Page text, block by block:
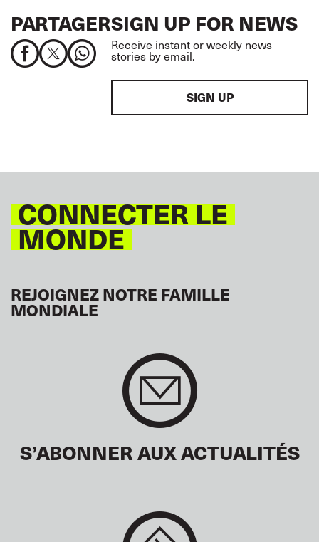
PARTAGERSIGN UP FOR NEWS
Receive instant or weekly news
stories by email.
SIGN UP
CONNECTER LE
MONDE
REJOIGNEZ NOTRE FAMILLE
MONDIALE
S’ABONNER AUX ACTUALITÉS